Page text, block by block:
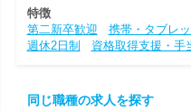
特徴
第二新卒歓迎
携帯・タブレ
週休2日制
資格取得支援・手
同じ職種の求人を探す